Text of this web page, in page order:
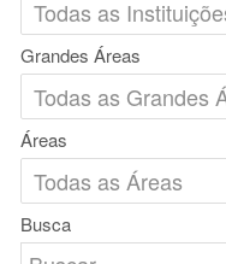
Grandes Áreas
Áreas
Busca